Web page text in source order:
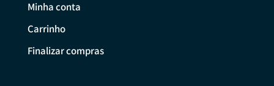
Minha conta
Carrinho
Finalizar compras